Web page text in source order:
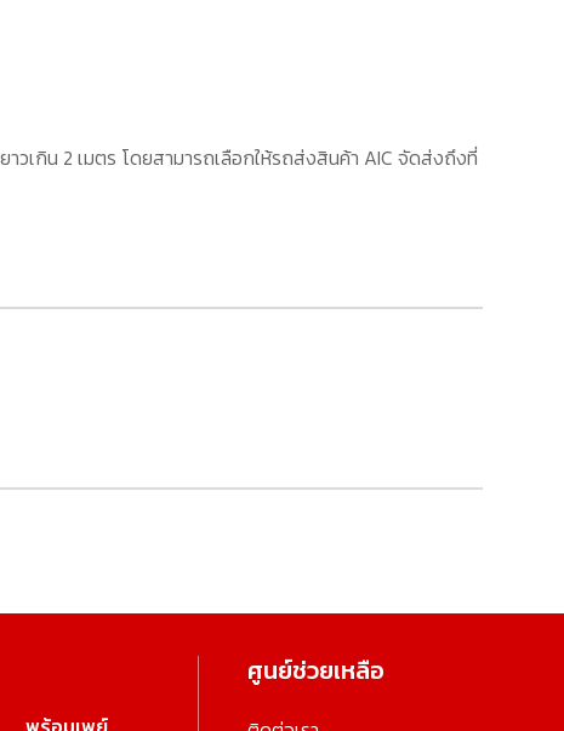
เกิน 2 เมตร โดยสามารถเลือกให้รถส่งสินค้า AIC จัดส่งถึงที่
ศูนย์ช่วยเหลือ